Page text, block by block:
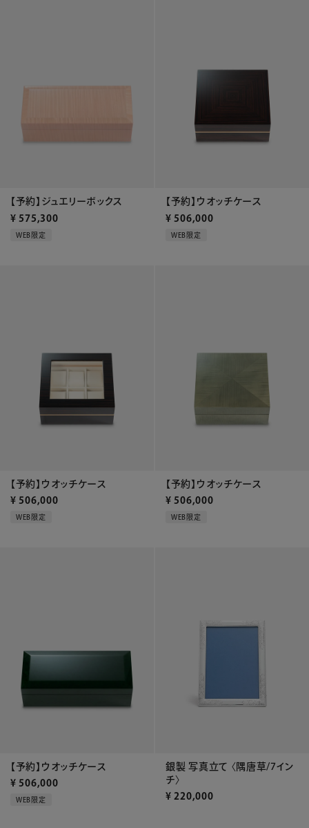
【予約】ジュエリーボックス
¥ 575,300
WEB限定
【予約】ウオッチケース
¥ 506,000
WEB限定
【予約】ウオッチケース
¥ 506,000
WEB限定
【予約】ウオッチケース
¥ 506,000
WEB限定
【予約】ウオッチケース
¥ 506,000
WEB限定
銀製 写真立て 〈隅唐草/7イン
チ〉
¥ 220,000